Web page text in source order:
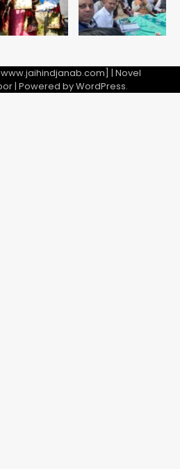
| Novel
| Powered byWordPress.